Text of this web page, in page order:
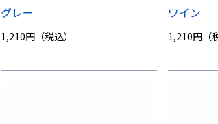
グレー
1,210円（税込）
ワイン
1,210円（